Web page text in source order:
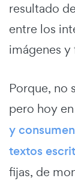
resultado
entre los
imágenes
Porque, no
pero hoy
y
textos
fijas, de